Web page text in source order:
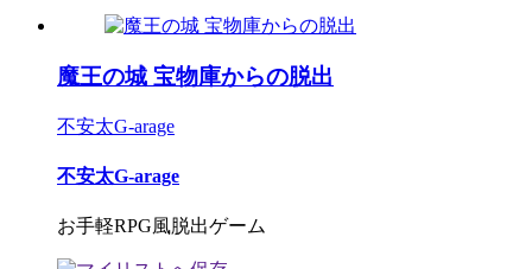
魔王の城 宝物庫からの脱出
不安太G-arage
不安太G-arage
お手軽RPG風脱出ゲーム